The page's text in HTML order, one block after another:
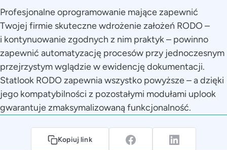
Profesjonalne oprogramowanie mające zapewnić
Twojej firmie skuteczne wdrożenie założeń RODO –
i kontynuowanie zgodnych z nim praktyk – powinno
zapewnić automatyzację procesów przy jednoczesnym
przejrzystym wglądzie w ewidencję dokumentacji.
Statlook RODO zapewnia wszystko powyższe – a dzięki
jego kompatybilności z pozostałymi modułami uplook
gwarantuje zmaksymalizowaną funkcjonalność.
Kopiuj link